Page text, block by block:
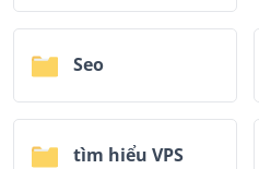
Seo
tìm hiểu VPS